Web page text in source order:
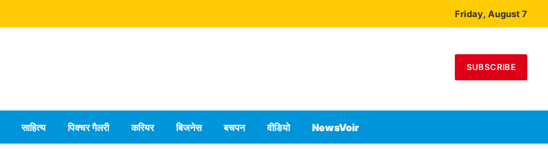
Friday, August 7
SUBSCRIBE
साहित्य पिक्चर गैलरी करियर बिजनेस बचपन वीडियो NewsVoir